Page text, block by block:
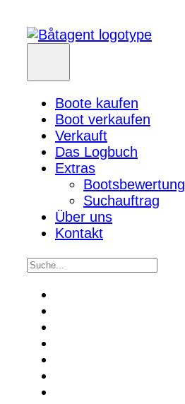
Boote kaufen
Boot verkaufen
Verkauft
Das Logbuch
Extras
Bootsbewertung
Suchauftrag
Über uns
Kontakt